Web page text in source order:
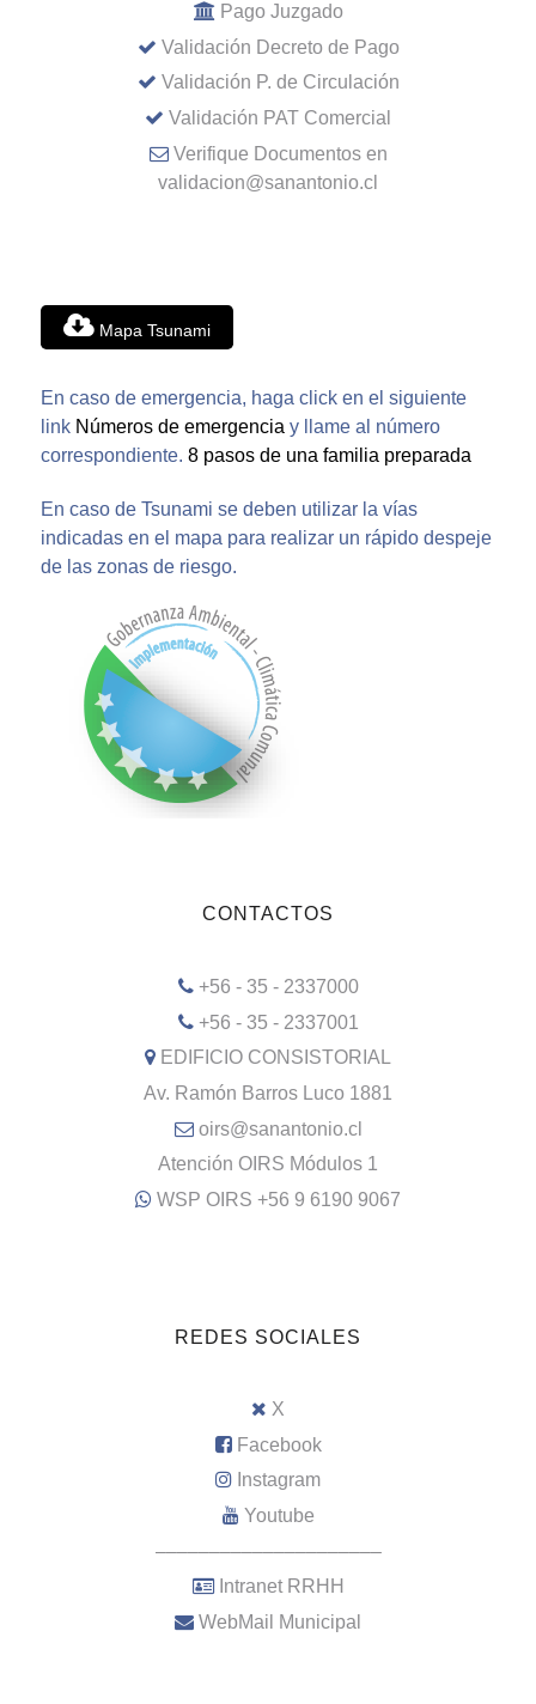
Pago Juzgado
Validación Decreto de Pago
Validación P. de Circulación
Validación PAT Comercial
Verifique Documentos en
validacion@sanantonio.cl
Mapa Tsunami
En caso de emergencia, haga click en el siguiente
link Números de emergencia y llame al número
correspondiente. 8 pasos de una familia preparada
En caso de Tsunami se deben utilizar la vías
indicadas en el mapa para realizar un rápido despeje
de las zonas de riesgo.
CONTACTOS
+56 - 35 - 2337000
+56 - 35 - 2337001
EDIFICIO CONSISTORIAL
Av. Ramón Barros Luco 1881
oirs@sanantonio.cl
Atención OIRS Módulos 1
WSP OIRS +56 9 6190 9067
REDES SOCIALES
X
Facebook
Instagram
Youtube
–––––––––––––––––––––
Intranet RRHH
WebMail Municipal